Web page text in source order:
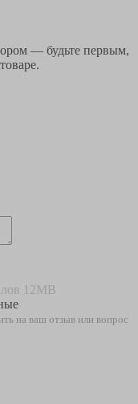
— будьте первым,
12MB
на ваш отзыв или вопрос